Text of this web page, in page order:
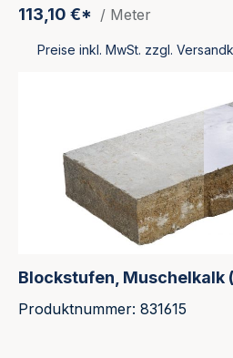
113,10 €* / Meter
Preise inkl. MwSt. zzgl.
Blockstufen, Muschelkalk
Produktnummer: 831615